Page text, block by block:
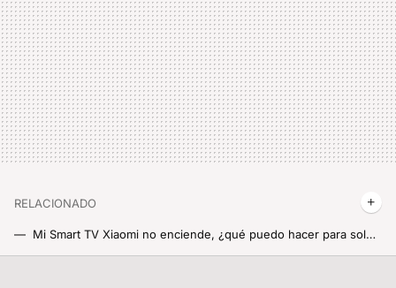
RELACIONADO
Mi Smart TV Xiaomi no enciende, ¿qué puedo hacer para solucionarlo?